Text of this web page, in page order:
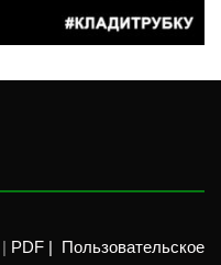
PDF |
Пользовательское